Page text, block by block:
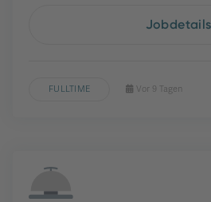
Jobdetails
FULLTIME Vor 9 Tagen